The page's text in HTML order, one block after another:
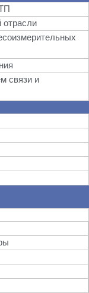
отрасли
связи и